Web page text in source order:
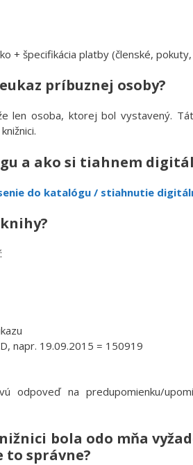
+ špecifikácia platby (členské,
príbuznej osoby?
len osoba, ktorej bol vystavený.
a ako si tiahnem
do katalógu / stiahnutie
napr. 19.09.2015 = 150919
odpoveď na predupomienku/
bola odo mňa
to správne?